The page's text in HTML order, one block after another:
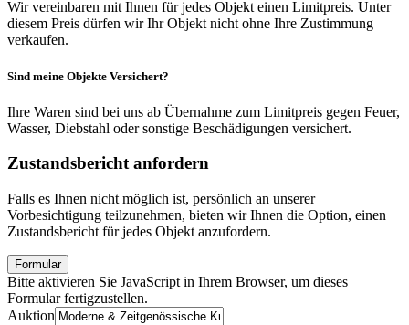
Wir vereinbaren mit Ihnen für jedes Objekt einen Limitpreis. Unter
diesem Preis dürfen wir Ihr Objekt nicht ohne Ihre Zustimmung
verkaufen.
Sind meine Objekte Versichert?
Ihre Waren sind bei uns ab Übernahme zum Limitpreis gegen Feuer,
Wasser, Diebstahl oder sonstige Beschädigungen versichert.
Zustandsbericht anfordern
Falls es Ihnen nicht möglich ist, persönlich an unserer
Vorbesichtigung teilzunehmen, bieten wir Ihnen die Option, einen
Zustandsbericht für jedes Objekt anzufordern.
Formular
Bitte aktivieren Sie JavaScript in Ihrem Browser, um dieses
Formular fertigzustellen.
Auktion